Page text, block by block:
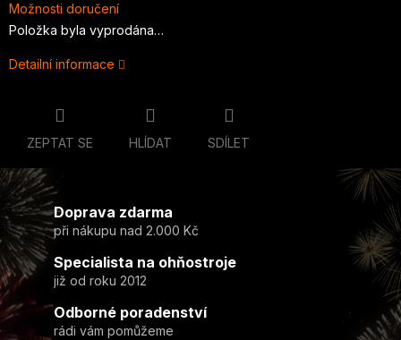
Možnosti doručení
Položka byla vyprodána…
Detailní informace
ZEPTAT SE HLÍDAT SDÍLET
Doprava zdarma
při nákupu nad 2.000 Kč
Specialista na ohňostroje
již od roku 2012
Odborné poradenství
rádi vám pomůžeme